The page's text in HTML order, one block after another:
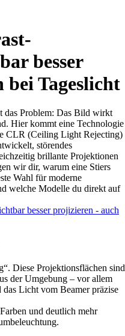
besser
Tageslicht
das Problem: Das Bild wirkt
Hier kommt eine Technologie
CLR (Ceiling Light Rejecting)
störendes
brillante Projektionen
wir dir, warum eine Stiers
Wahl für moderne
welche Modelle du direkt auf
Diese Projektionsflächen sind
der Umgebung – vor allem
Licht vom Beamer präzise
und deutlich mehr